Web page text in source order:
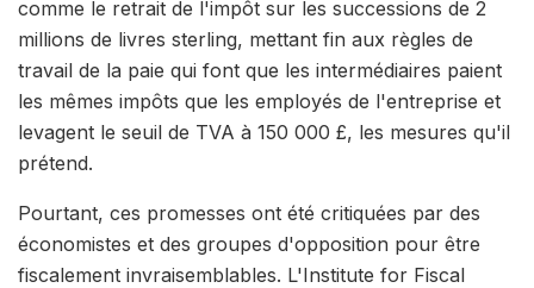
comme le retrait de l'impôt sur les successions de 2
millions de livres sterling, mettant fin aux règles de
travail de la paie qui font que les intermédiaires paient
les mêmes impôts que les employés de l'entreprise et
levagent le seuil de TVA à 150 000 £, les mesures qu'il
prétend.
Pourtant, ces promesses ont été critiquées par des
économistes et des groupes d'opposition pour être
fiscalement invraisemblables. L'Institute for Fiscal